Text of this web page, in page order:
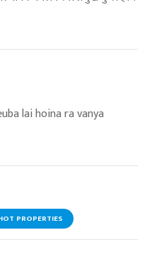
lai hoina ra vanya
PROPERTIES